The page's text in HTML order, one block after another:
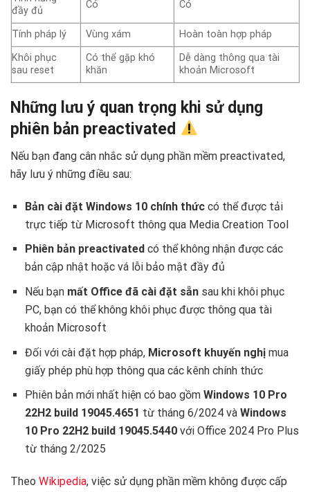
đầy đủ
Có Có
Tính pháp lý Vùng xám
Hoàn toàn hợp pháp
Khôi phục
sau reset
Có thể gặp khó
khăn
Dễ dàng thông qua tài
khoản Microsoft
Những lưu ý quan trọng khi sử dụng
phiên bản preactivated
Nếu bạn đang cân nhắc sử dụng phần mềm preactivated,
hãy lưu ý những điều sau:
Bản cài đặt Windows 10 chính thứccó thể được tải
trực tiếp từ Microsoft thông qua Media Creation Tool
Phiên bản preactivated có thể không nhận được các
bản cập nhật hoặc vá lỗi bảo mật đầy đủ
Nếu bạn mất Office đã cài đặt sẵnsau khi khôi phục
PC, bạn có thể không khôi phục được thông qua tài
khoản Microsoft
Đối với cài đặt hợp pháp, Microsoft khuyến nghịmua
giấy phép phù hợp thông qua các kênh chính thức
Phiên bản mới nhất hiện có bao gồm Windows 10 Pro
22H2 build 19045.4651 từ tháng 6/2024 và Windows
10 Pro 22H2 build 19045.5440với Office 2024 Pro Plus
từ tháng 2/2025
Theo Wikipedia, việc sử dụng phần mềm không được cấp